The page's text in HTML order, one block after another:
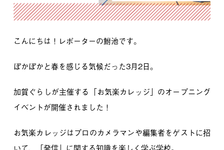
こんにちは！レポーターの鮒池です。
ぽかぽかと春を感じる気候だった3月2日。
加賀ぐらしが主催する「お気楽カレッジ」のオープニング
イベントが開催されました！
お気楽カレッジはプロのカメラマンや編集者をゲストに招
いて、「発信」に関する知識を楽しく学ぶ学校。